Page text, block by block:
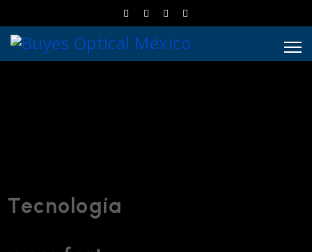
en cada lente
Descubre como Buyes Optical puede marcar